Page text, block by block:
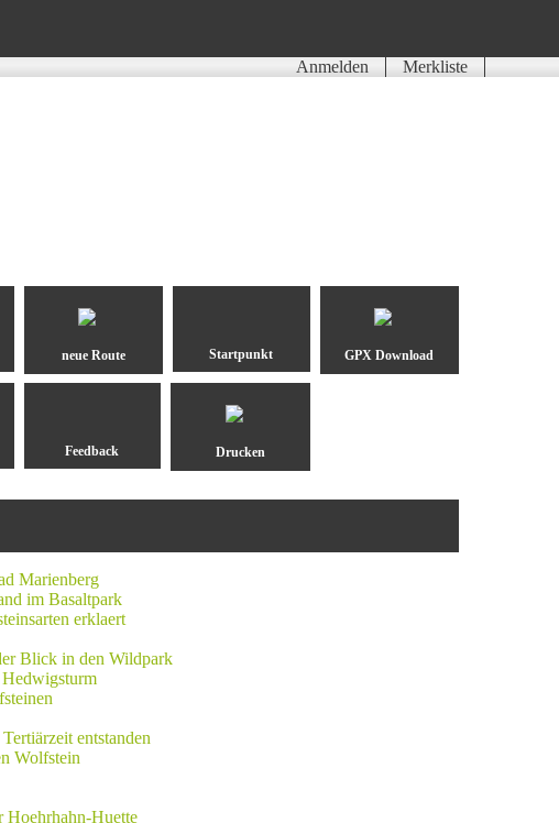
Anmelden Merkliste
neue Route GPX Download
Drucken